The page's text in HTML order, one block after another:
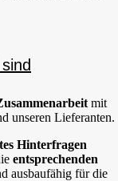
mit
unseren Lieferanten.
Hinterfragen
entsprechenden
ausbaufähig für die